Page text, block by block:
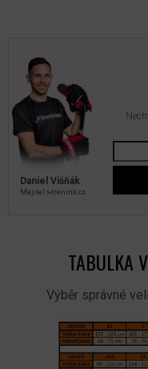
Daniel Višňák
Majitel x‑trenink.cz
TABULKA
Výběr správné